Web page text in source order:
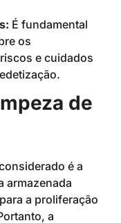
É fundamental
os
e cuidados
de
é a
armazenada
a proliferação
a